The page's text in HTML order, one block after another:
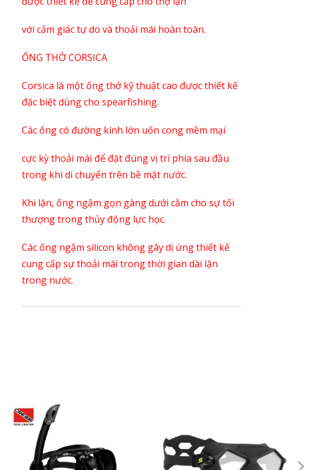
với cảm giác tự do và thoải mái hoàn toàn.
ỐNG THỞ CORSICA
Corsica là một ống thở kỹ thuật cao được thiết kế
đặc biệt dùng cho spearfishing.
Các ống có đường kính lớn uốn cong mềm mại
cực kỳ thoải mái để đặt đúng vị trí phía sau đầu
trong khi di chuyển trên bề mặt nước.
Khi lặn, ống ngậm gọn gàng dưới cằm cho sự tối
thượng trong thủy động lực học.
Các ống ngậm silicon không gây dị ứng thiết kế
cung cấp sự thoải mái trong thời gian dài lặn
trong nước.